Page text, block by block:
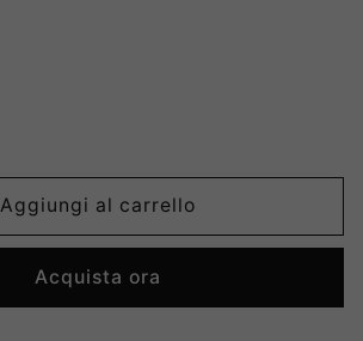
Aggiungi al carrello
Acquista ora